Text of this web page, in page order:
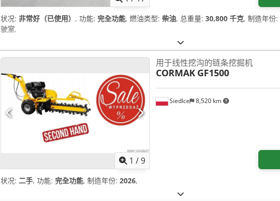
状况: 非常好（已使用） , 功能: 完全功能, 燃油类型: 柴油, 总重量: 30,800 千克, 制造年份:
驶室,
1 /9
Siedlce 8,520 km
用于线性挖沟的链条挖掘机
CORMAK GF1500
状况: 二手, 功能: 完全功能, 制造年份: 2026,